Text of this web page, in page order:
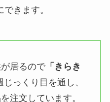
できます。
居るので「きらき
じっくり目を通し、
注文しています。